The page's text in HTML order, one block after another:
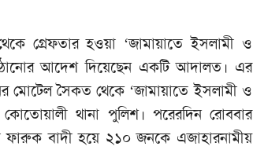
গ্রেফতার হওয়া ‘জামায়াতে ইসলামী ও
আদেশ দিয়েছেন একটি আদালত। এর
সৈকত থেকে ‘জামায়াতে ইসলামী ও
থানা পুলিশ। পরেরদিন রোববার
বাদী হয়ে ২১০ জনকে এজাহারনামীয়